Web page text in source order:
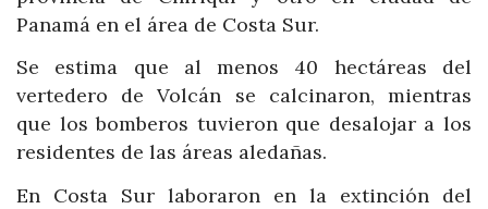
Panamá en el área de Costa Sur.
Se estima que al menos 40 hectáreas del
vertedero de Volcán se calcinaron, mientras
que los bomberos tuvieron que desalojar a los
residentes de las áreas aledañas.
En Costa Sur laboraron en la extinción del